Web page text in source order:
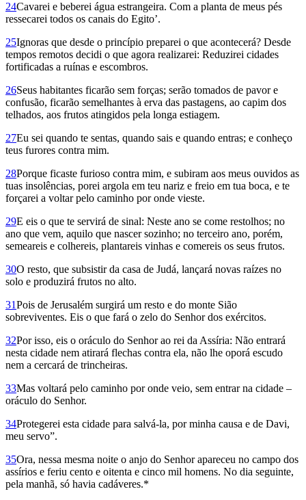
24Cavarei e beberei água estrangeira. Com a planta de meus pés
ressecarei todos os canais do Egito’.
25Ignoras que desde o princípio preparei o que acontecerá? Desde
tempos remotos decidi o que agora realizarei: Reduzirei cidades
fortificadas a ruínas e escombros.
26Seus habitantes ficarão sem forças; serão tomados de pavor e
confusão, ficarão semelhantes à erva das pastagens, ao capim dos
telhados, aos frutos atingidos pela longa estiagem.
27Eu sei quando te sentas, quando sais e quando entras; e conheço
teus furores contra mim.
28Porque ficaste furioso contra mim, e subiram aos meus ouvidos as
tuas insolências, porei argola em teu nariz e freio em tua boca, e te
forçarei a voltar pelo caminho por onde vieste.
29E eis o que te servirá de sinal: Neste ano se come restolhos; no
ano que vem, aquilo que nascer sozinho; no terceiro ano, porém,
semeareis e colhereis, plantareis vinhas e comereis os seus frutos.
30O resto, que subsistir da casa de Judá, lançará novas raízes no
solo e produzirá frutos no alto.
31Pois de Jerusalém surgirá um resto e do monte Sião
sobreviventes. Eis o que fará o zelo do Senhor dos exércitos.
32Por isso, eis o oráculo do Senhor ao rei da Assíria: Não entrará
nesta cidade nem atirará flechas contra ela, não lhe oporá escudo
nem a cercará de trincheiras.
33Mas voltará pelo caminho por onde veio, sem entrar na cidade –
oráculo do Senhor.
34Protegerei esta cidade para salvá-la, por minha causa e de Davi,
meu servo”.
35Ora, nessa mesma noite o anjo do Senhor apareceu no campo dos
assírios e feriu cento e oitenta e cinco mil homens. No dia seguinte,
pela manhã, só havia cadáveres.*